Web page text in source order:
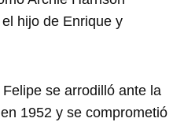
hijo de Enrique y
se arrodilló ante la
1952 y se comprometió